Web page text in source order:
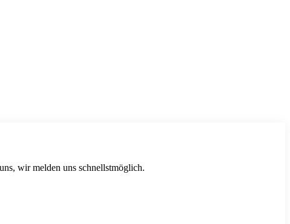
wir melden uns schnellstmöglich.